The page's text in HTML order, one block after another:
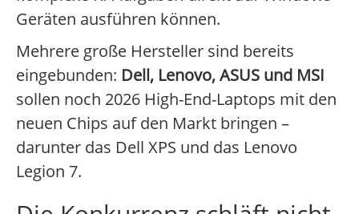
Geräten ausführen können.
Mehrere große Hersteller sind bereits
eingebunden: Dell, Lenovo, ASUS und MSI
sollen noch 2026 High-End-Laptops mit den
neuen Chips auf den Markt bringen –
darunter das Dell XPS und das Lenovo
Legion 7.